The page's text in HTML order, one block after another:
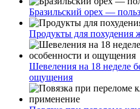
Бразильский орех —
Продукты для похудения
Шевеления на 18 неделе
ощущения